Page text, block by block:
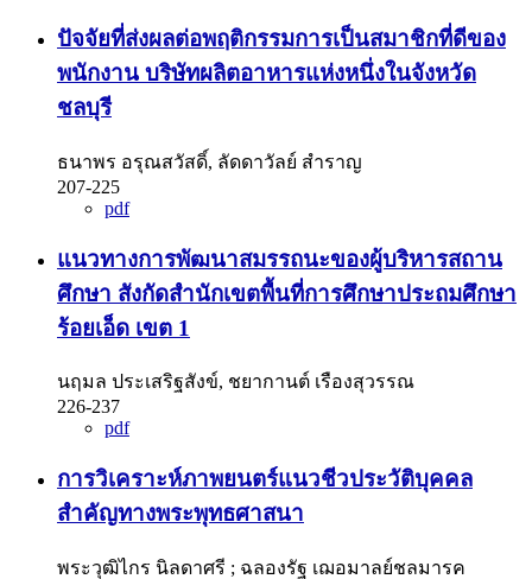
ปัจจัยที่ส่งผลต่อพฤติกรรมการเป็นสมาชิกที่ดีของ
พนักงาน บริษัทผลิตอาหารแห่งหนึ่งในจังหวัด
ชลบุรี
ธนาพร อรุณสวัสดิ์, ลัดดาวัลย์ สำราญ
207-225
pdf
แนวทางการพัฒนาสมรรถนะของผู้บริหารสถาน
ศึกษา สังกัดสำนักเขตพื้นที่การศึกษาประถมศึกษา
ร้อยเอ็ด เขต 1
นฤมล ประเสริฐสังข์, ชยากานต์ เรืองสุวรรณ
226-237
pdf
การวิเคราะห์ภาพยนตร์แนวชีวประวัติบุคคล
สำคัญทางพระพุทธศาสนา
พระวุฒิไกร นิลดาศรี ; ฉลองรัฐ เฌอมาลย์ชลมารค